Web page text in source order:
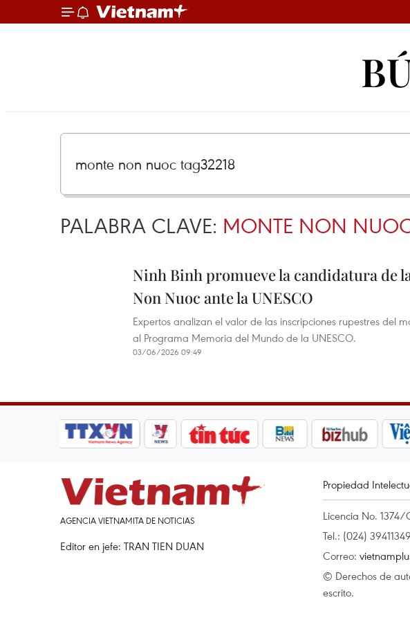
PALABRA CLAVE: MONTE NON
Ninh Binh promueve la candidatura de
Non Nuoc ante la UNESCO
Expertos analizan el valor de las inscripciones rupestres del
al Programa Memoria del Mundo de la UNESCO.
03/06/2026 09:49
AGENCIA VIETNAMITA DE NOTICIAS
Editor en jefe: TRAN TIEN DUAN
Propiedad
Licencia No. 1374/
Tel.: (024)
Correo:
© Derechos de
escrito.